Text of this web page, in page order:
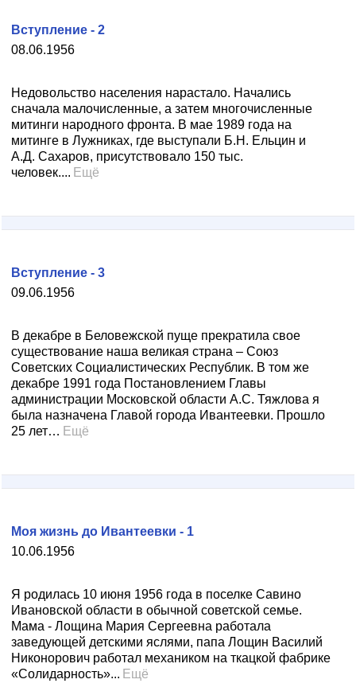
08.06.1956
Вступление - 2
Недовольство населения нарастало. Начались
сначала малочисленные, а затем многочисленные
митинги народного фронта. В мае 1989 года на
митинге в Лужниках, где выступали Б.Н. Ельцин и
А.Д. Сахаров, присутствовало 150 тыс.
человек.... Ещё
09.06.1956
Вступление - 3
В декабре в Беловежской пуще прекратила свое
существование наша великая страна – Союз
Советских Социалистических Республик. В том же
декабре 1991 года Постановлением Главы
администрации Московской области А.С. Тяжлова я
была назначена Главой города Ивантеевки. Прошло
25 лет… Ещё
10.06.1956
Моя жизнь до Ивантеевки - 1
Я родилась 10 июня 1956 года в поселке Савино
Ивановской области в обычной советской семье.
Мама - Лощина Мария Сергеевна работала
заведующей детскими яслями, папа Лощин Василий
Никонорович работал механиком на ткацкой фабрике
«Солидарность»... Ещё